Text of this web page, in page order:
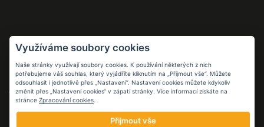
Pracovní pomůcky
pro práci i volný
čas
FB.COM/FLOPPCZ
Využíváme soubory cookies
Naše stránky využívají soubory cookies. K používání některých z nich
potřebujeme váš souhlas, který vyjádříte kliknutím na „Přijmout vše“. Můžete
odsouhlasit i jednotlivě přes „Nastavení“. Nastavení cookies můžete kdykoliv
změnit přes „Nastavení cookies“ v zápatí stránky. Více informací získáte na
stránce Zpracování cookies
Přijmout vše